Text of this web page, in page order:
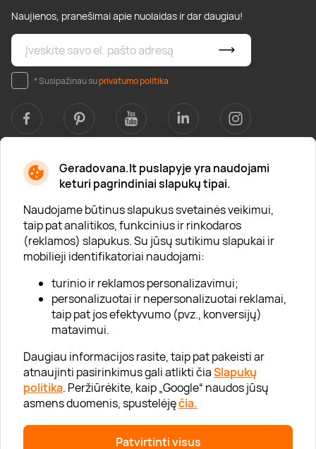
Geradovana.lt puslapyje yra naudojami
keturi pagrindiniai slapukų tipai.
Naudojame būtinus slapukus svetainės veikimui,
taip pat analitikos, funkcinius ir rinkodaros
(reklamos) slapukus. Su jūsų sutikimu slapukai ir
mobilieji identifikatoriai naudojami:
turinio ir reklamos personalizavimui;
personalizuotai ir nepersonalizuotai reklamai,
taip pat jos efektyvumo (pvz., konversijų)
matavimui.
Daugiau informacijos rasite, taip pat pakeisti ar
atnaujinti pasirinkimus gali atlikti čiaSlapukų
politika. Peržiūrėkite, kaip „Google“ naudos jūsų
asmens duomenis, spustelėjęčia.
Patvirtinti visus
Naujienos, pranešimai apie nuolaidas ir dar daugiau!
* Susipažinau suprivatumo politika
Apie mus
Apie „Gera Dovana“
Lojalumo klubas
Karjera
Visi partneriai
Kontaktai
Tinklaraštis
Informacija